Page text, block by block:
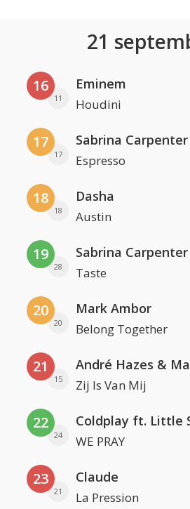
21
16
11
Eminem
Houdini
17
17
Sabrina Carpenter
Espresso
18
18
Dasha
Austin
19
28
Sabrina Carpenter
Taste
20
20
Mark Ambor
Belong Together
21
15
André Hazes &
Zij Is Van Mij
22
24 WE PRAY
23
21
Claude
La Pression